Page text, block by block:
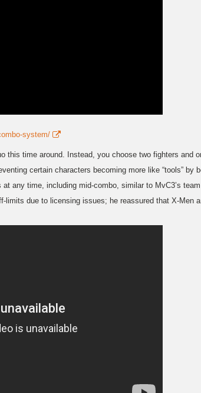
system/
this time around. Instead, you choose two fighters and
certain characters becoming more like “tools”
any time, including mid-combo, similar to MvC3’s
limits due to licensing issues; he reassured that X-Men